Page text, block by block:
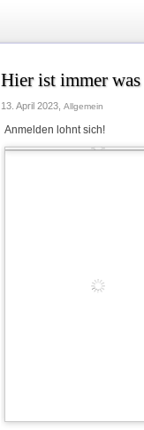
Hier ist immer
13. April 2023, Allgemein
Anmelden lohnt sich!